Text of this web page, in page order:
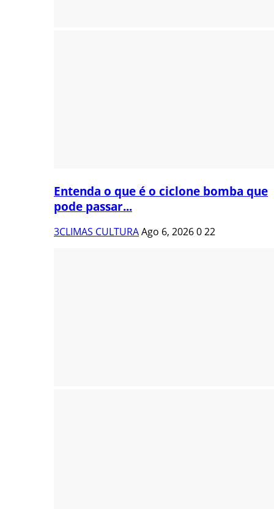
Entenda o que é o ciclone bomba que
pode passar...
3CLIMAS CULTURAAgo 6, 2026022